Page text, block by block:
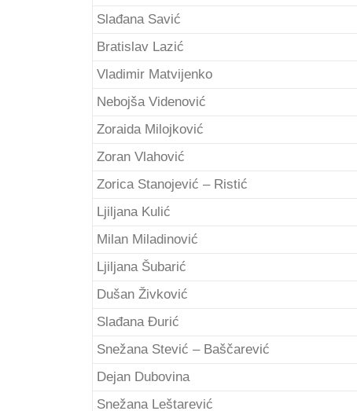
Slađana Savić
Bratislav Lazić
Vladimir Matvijenko
Nebojša Videnović
Zoraida Milojković
Zoran Vlahović
Zorica Stanojević – Ristić
Ljiljana Kulić
Milan Miladinović
Ljiljana Šubarić
Dušan Živković
Slađana Đurić
Snežana Stević – Baščarević
Dejan Dubovina
Snežana Leštarević